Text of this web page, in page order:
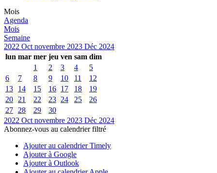
Mois
Agenda
Mois
Semaine
2022 Oct novembre 2023 Déc 2024
lun mar mer jeu ven sam dim
1
2 3 4
5
6
7 8 9 10 11
12
13
14 15 16 17 18
19
20
21 22 23 24 25
26
27
28 29
30
2022 Oct novembre 2023 Déc 2024
Abonnez-vous au calendrier filtré
Ajouter au calendrier Timely
Ajouter à Google
Ajouter à Outlook